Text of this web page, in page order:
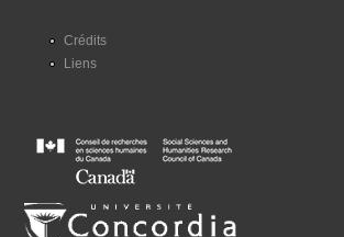
Crédits
Liens